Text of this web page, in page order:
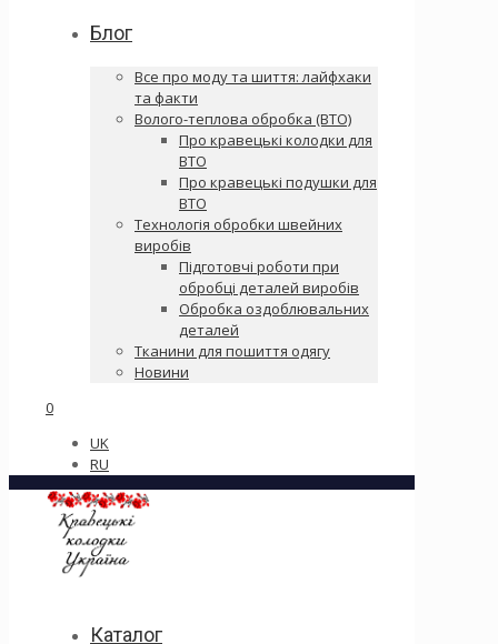
Блог
Все про моду та шиття: лайфхаки
та факти
Волого-теплова обробка (ВТО)
Про кравецькі колодки для
ВТО
Про кравецькі подушки для
ВТО
Технологія обробки швейних
виробів
Підготовчі роботи при
обробці деталей виробів
Обробка оздоблювальних
деталей
Тканини для пошиття одягу
Новини
0
UK
RU
Каталог